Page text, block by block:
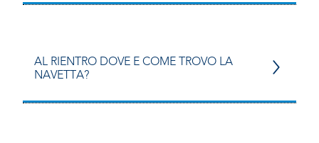
AL RIENTRO DOVE E COME TROVO LA
NAVETTA?